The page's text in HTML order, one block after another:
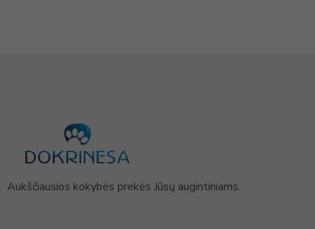
Aukščiausios kokybės prekės Jūsų augintiniams.